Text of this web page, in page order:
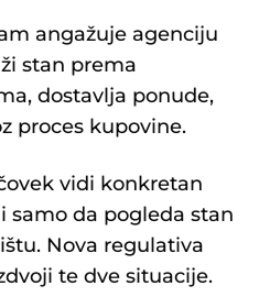
angažuje agenciju
stan prema
dostavlja ponude,
proces kupovine.
vidi konkretan
samo da pogleda stan
Nova regulativa
te dve situacije.